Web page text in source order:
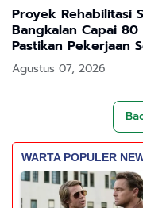
Proyek Rehabilitasi
Bangkalan Capai
Pastikan Pekerjaan
Transparan
Agustus 07, 2026